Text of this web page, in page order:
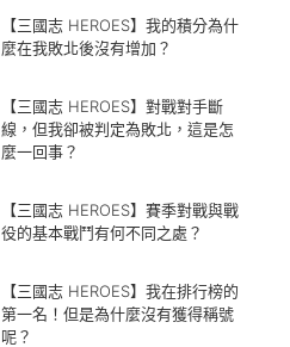
【三國志 HEROES】我的積分為什
麼在我敗北後沒有增加？
【三國志 HEROES】對戰對手斷
線，但我卻被判定為敗北，這是怎
麼一回事？
【三國志 HEROES】賽季對戰與戰
役的基本戰鬥有何不同之處？
【三國志 HEROES】我在排行榜的
第一名！但是為什麼沒有獲得稱號
呢？